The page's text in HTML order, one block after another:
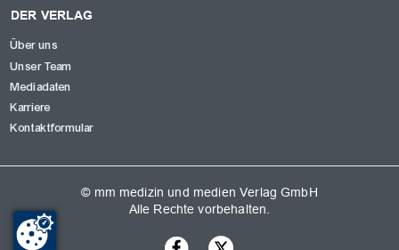
DER VERLAG
Über uns
Unser Team
Mediadaten
Karriere
Kontaktformular
© mm medizin und medien Verlag GmbH
Alle Rechte vorbehalten.